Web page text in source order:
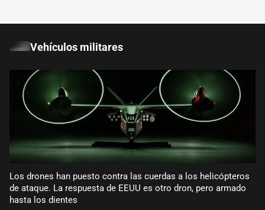
Vehículos militares
Los drones han puesto contra las cuerdas a los helicópteros
de ataque. La respuesta de EEUU es otro dron, pero armado
hasta los dientes